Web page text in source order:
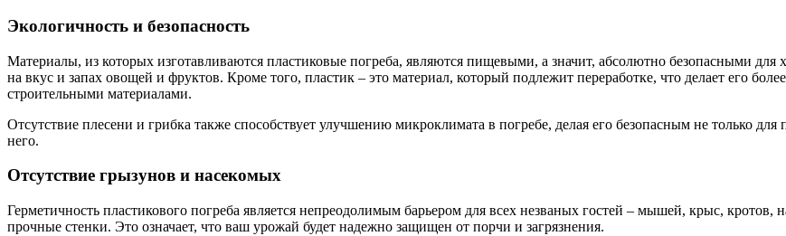
Экологичность и безопасность
Материалы, из которых изготавливаются пластиковые погреба, являются пищевыми, а значит, абсолютно безопасными
на вкус и запах овощей и фруктов. Кроме того, пластик – это материал, который подлежит переработке, что делает его
строительными материалами.
Отсутствие плесени и грибка также способствует улучшению микроклимата в погребе, делая его безопасным не только для
него.
Отсутствие грызунов и насекомых
Герметичность пластикового погреба является непреодолимым барьером для всех незваных гостей – мышей, крыс,
прочные стенки. Это означает, что ваш урожай будет надежно защищен от порчи и загрязнения.